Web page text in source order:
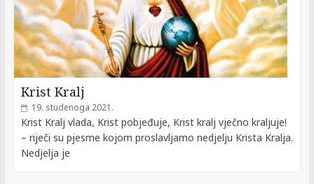
Krist Kralj
19. studenoga 2021.
Krist Kralj vlada, Krist pobjeđuje, Krist kralj vječno kraljuje!
– riječi su pjesme kojom proslavljamo nedjelju Krista Kralja.
Nedjelja je